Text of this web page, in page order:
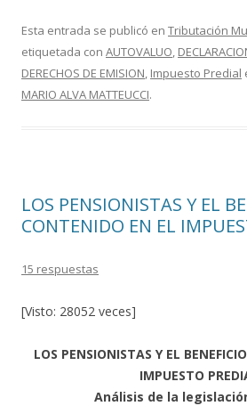
e
b
o
itt
er
m
p
ar
Esta entrada se publicó en Tributación
etiquetada con AUTOVALUO,
DERECHOS DE EMISION, Impuesto Predial
MARIO ALVA MATTEUCCI.
LOS PENSIONISTAS Y EL
CONTENIDO EN EL
15 respuestas
[Visto: 28052 veces]
LOS PENSIONISTAS Y EL
IMPUESTO
Análisis de la